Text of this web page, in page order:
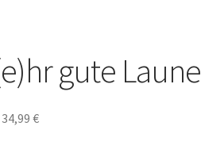
gute Laune
34,99€